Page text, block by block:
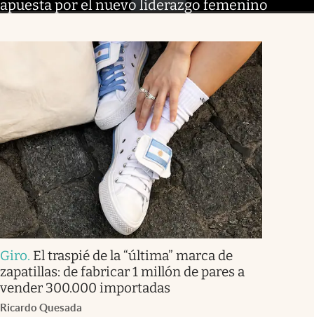
apuesta por el nuevo liderazgo femenino
Giro. El traspié de la “última” marca de
zapatillas: de fabricar 1 millón de pares a
vender 300.000 importadas
Ricardo Quesada